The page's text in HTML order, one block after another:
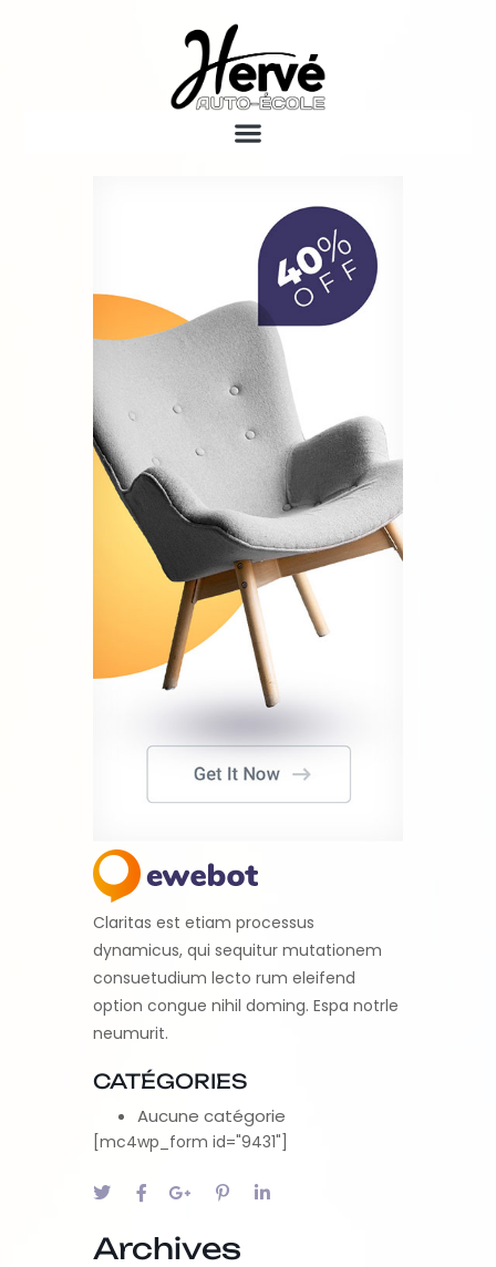
Claritas est etiam processus
dynamicus, qui sequitur mutationem
consuetudium lecto rum eleifend
option congue nihil doming. Espa notrle
neumurit.
CATÉGORIES
Aucune catégorie
[mc4wp_form id="9431"]
Archives